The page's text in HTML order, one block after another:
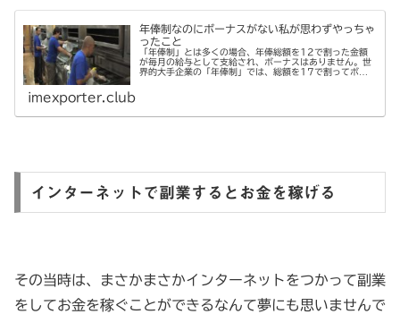
年俸制なのにボーナスがない私が思わずやっちゃ
ったこと
「年俸制」とは多くの場合、年俸総額を12で割った金額
が毎月の給与として支給され、ボーナスはありません。世
界的大手企業の「年俸制」では、総額を17で割ってボー
imexporter.club
インターネットで副業するとお金を稼げる
その当時は、まさかまさかインターネットをつかって副業
をしてお金を稼ぐことができるなんて夢にも思いませんで